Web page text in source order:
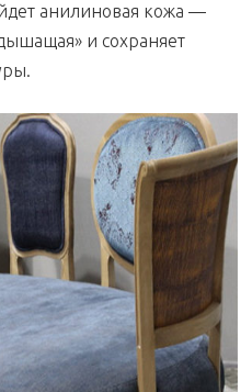
анилиновая кожа —
и сохраняет